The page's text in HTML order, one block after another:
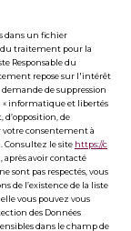
dans un fichier
traitement pour la
Responsable du
repose sur l'intérêt
de suppression
« informatique et libertés
d’opposition, de
votre consentement à
Consultez le site https://c
après avoir contacté
sont pas respectés, vous
de l’existence de la liste
vous pouvez vous
des Données
dans le champ de